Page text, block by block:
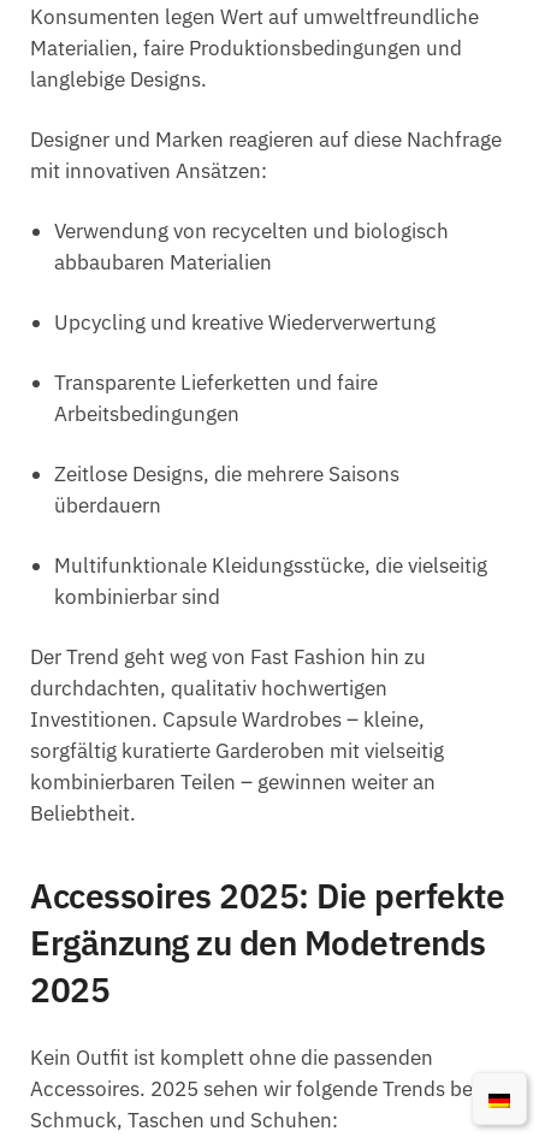
Konsumenten legen Wert auf umweltfreundliche
Materialien, faire Produktionsbedingungen und
langlebige Designs.
Designer und Marken reagieren auf diese Nachfrage
mit innovativen Ansätzen:
Verwendung von recycelten und biologisch
abbaubaren Materialien
Upcycling und kreative Wiederverwertung
Transparente Lieferketten und faire
Arbeitsbedingungen
Zeitlose Designs, die mehrere Saisons
überdauern
Multifunktionale Kleidungsstücke, die vielseitig
kombinierbar sind
Der Trend geht weg von Fast Fashion hin zu
durchdachten, qualitativ hochwertigen
Investitionen. Capsule Wardrobes – kleine,
sorgfältig kuratierte Garderoben mit vielseitig
kombinierbaren Teilen – gewinnen weiter an
Beliebtheit.
Accessoires 2025: Die perfekte
Ergänzung zu den Modetrends
2025
Kein Outfit ist komplett ohne die passenden
Accessoires. 2025 sehen wir folgende Trends bei
Schmuck, Taschen und Schuhen: